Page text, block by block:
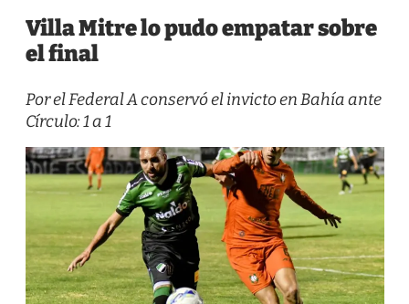
Villa Mitre lo pudo empatar sobre
el final
Por el Federal A conservó el invicto en Bahía ante
Círculo: 1 a 1